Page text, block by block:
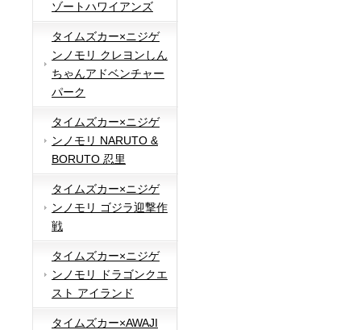
ゾートハワイアンズ
タイムズカー×ニジゲ
ンノモリ クレヨンしん
ちゃんアドベンチャー
パーク
タイムズカー×ニジゲ
ンノモリ NARUTO &
BORUTO 忍里
タイムズカー×ニジゲ
ンノモリ ゴジラ迎撃作
戦
タイムズカー×ニジゲ
ンノモリ ドラゴンクエ
スト アイランド
タイムズカー×AWAJI